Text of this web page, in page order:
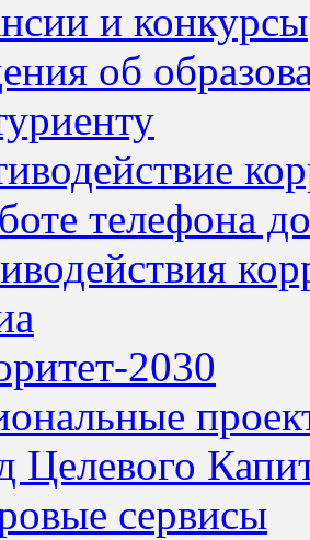
и конкурсы
об
телефона
2030
Целевого
сервисы